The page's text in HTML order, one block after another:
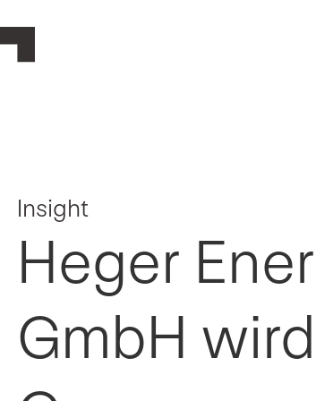
Insight
Heger
GmbH